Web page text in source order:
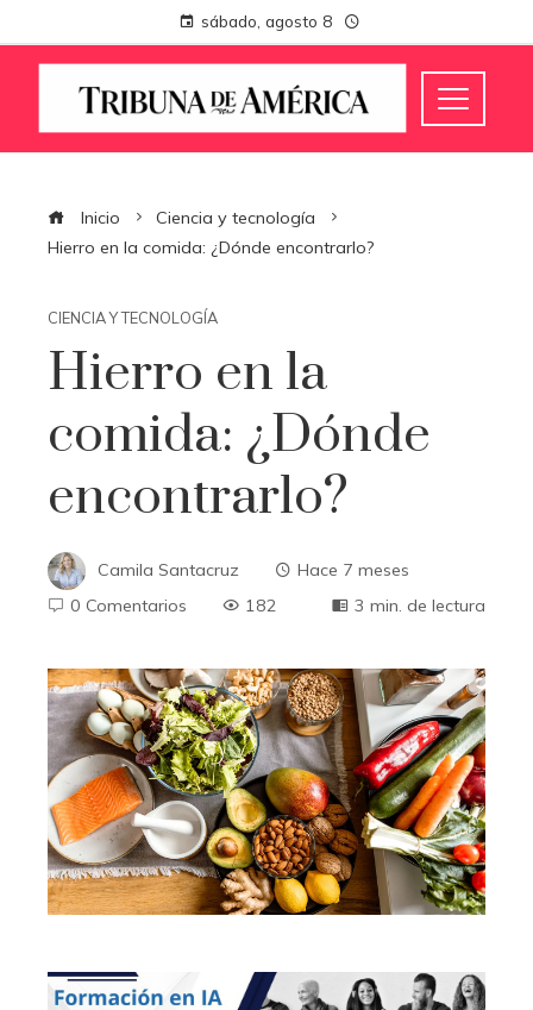
sábado, agosto 8
Inicio
Ciencia y tecnología
Hierro en la comida: ¿Dónde encontrarlo?
CIENCIA Y TECNOLOGÍA
Hierro en la
comida: ¿Dónde
encontrarlo?
Camila Santacruz
Hace 7 meses
0 Comentarios
182 3 min. de lectura